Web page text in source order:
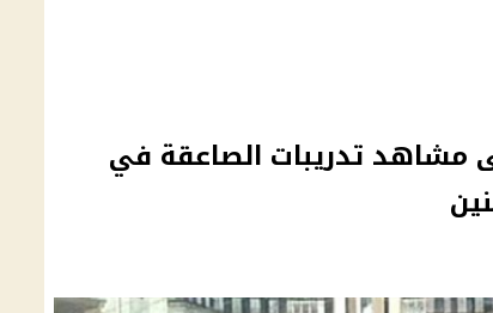
مشاهد تدريبات الصاعقة في